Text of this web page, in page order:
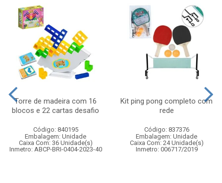
Torre de madeira com 16
blocos e 22 cartas desafio
Código: 840195
Embalagem: Unidade
Caixa Com: 36 Unidade(s)
Inmetro: ABCP-BRI-0404-2023-40
Kit ping pong completo com
rede
Código: 837376
Embalagem: Unidade
Caixa Com: 24 Unidade(s)
Inmetro: 006717/2019